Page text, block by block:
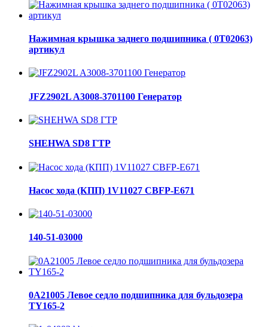
Нажимная крышка заднего подшипника ( 0Т02063)
артикул
JFZ2902L A3008-3701100 Генератор
SHEHWA SD8 ГТР
Насос хода (КПП) 1V11027 CBFP-E671
140-51-03000
0A21005 Левое седло подшипника для бульдозера
TY165-2